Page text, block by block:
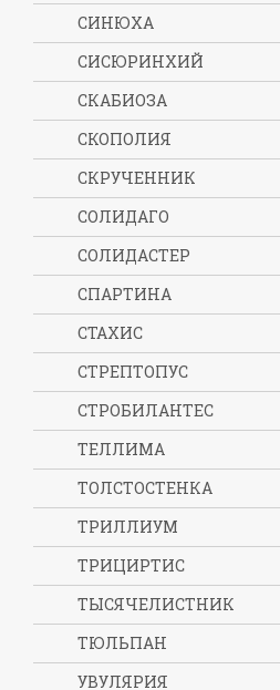
СИНЮХА
СИСЮРИНХИЙ
СКАБИОЗА
СКОПОЛИЯ
СКРУЧЕННИК
СОЛИДАГО
СОЛИДАСТЕР
СПАРТИНА
СТАХИС
СТРЕПТОПУС
СТРОБИЛАНТЕС
ТЕЛЛИМА
ТОЛСТОСТЕНКА
ТРИЛЛИУМ
ТРИЦИРТИС
ТЫСЯЧЕЛИСТНИК
ТЮЛЬПАН
УВУЛЯРИЯ